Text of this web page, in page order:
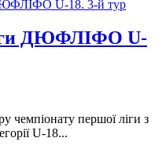
ДЮФЛІФО U-
чемпіонату першої ліги з
U-18...